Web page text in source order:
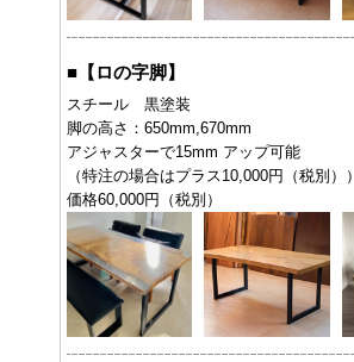
■ 【ロの字脚】
スチール 黒塗装
脚の高さ：650mm,670mm
アジャスターで15mm アップ可能
（特注の場合はプラス10,000円（税別））
価格60,000円（税別）